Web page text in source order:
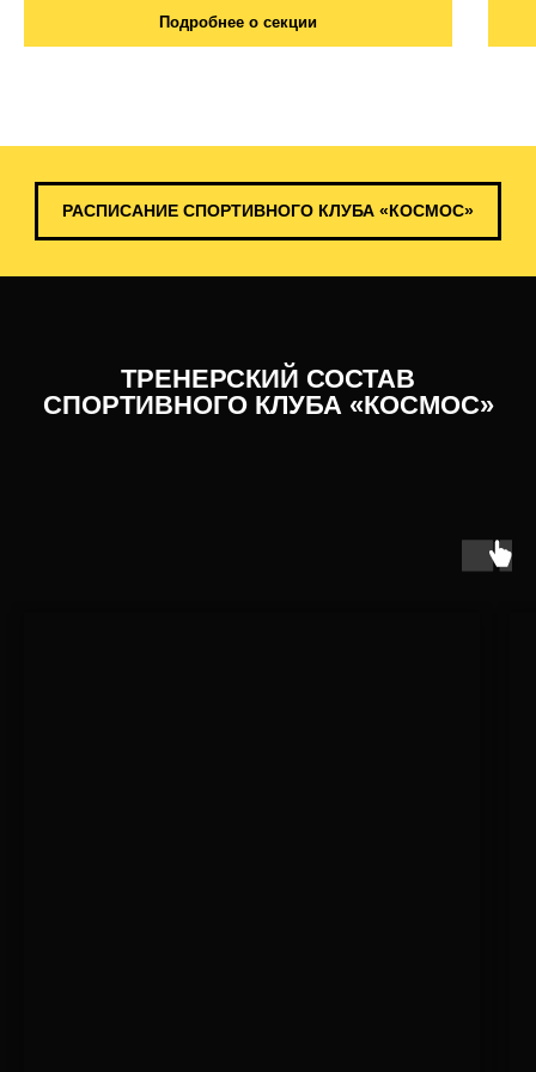
Подробнее о секции
РАСПИСАНИЕ СПОРТИВНОГО КЛУБА «КОСМОС»
ТРЕНЕРСКИЙ СОСТАВ
СПОРТИВНОГО КЛУБА «КОСМОС»